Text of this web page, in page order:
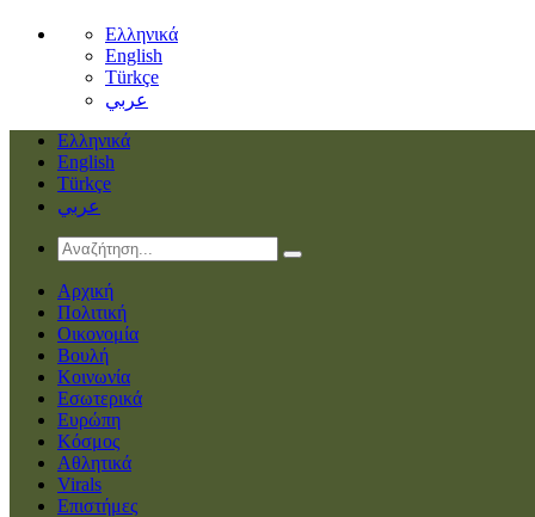
Ελληνικά
English
Türkçe
عربي
Ελληνικά
English
Türkçe
عربي
Αρχική
Πολιτική
Οικονομία
Βουλή
Κοινωνία
Εσωτερικά
Ευρώπη
Κόσμος
Αθλητικά
Virals
Επιστήμες